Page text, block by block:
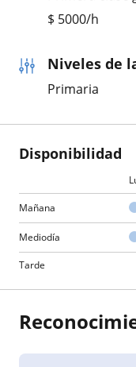
$ 5000/h
Niveles de
Primaria
Disponibilidad
Mañana
Mediodía
Tarde